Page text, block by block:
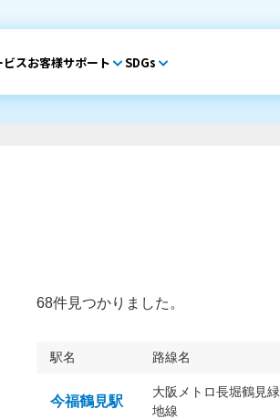
ビスお客様サポート SDGs
68件見つかりました。
駅名 路線名
今福鶴見駅
大阪メトロ長堀鶴見緑
地線